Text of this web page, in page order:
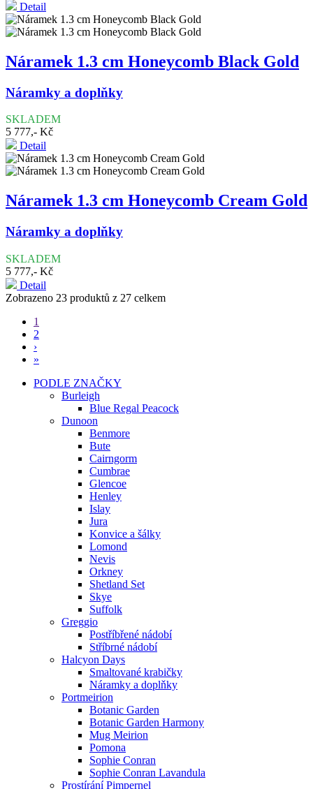
Detail
Náramek 1.3 cm Honeycomb Black Gold
Náramky a doplňky
SKLADEM
5 777,- Kč
Detail
Náramek 1.3 cm Honeycomb Cream Gold
Náramky a doplňky
SKLADEM
5 777,- Kč
Detail
Zobrazeno 23 produktů z 27 celkem
1
2
›
»
PODLE ZNAČKY
Burleigh
Blue Regal Peacock
Dunoon
Benmore
Bute
Cairngorm
Cumbrae
Glencoe
Henley
Islay
Jura
Konvice a šálky
Lomond
Nevis
Orkney
Shetland Set
Skye
Suffolk
Greggio
Postříbřené nádobí
Stříbrné nádobí
Halcyon Days
Smaltované krabičky
Náramky a doplňky
Portmeirion
Botanic Garden
Botanic Garden Harmony
Mug Meirion
Pomona
Sophie Conran
Sophie Conran Lavandula
Prostírání Pimpernel